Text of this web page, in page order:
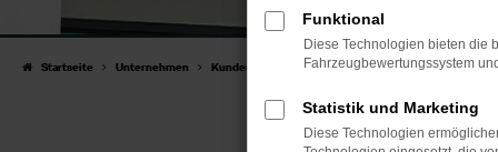
Startseite Unternehmen Kundenmeinungen
Funktional
Diese Technologien bieten die
Fahrzeugbewertungssystem
Statistik und Marketing
Diese Technologien